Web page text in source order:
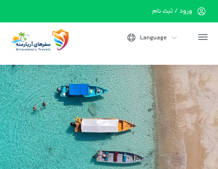
ورود / ثبت نام
Language